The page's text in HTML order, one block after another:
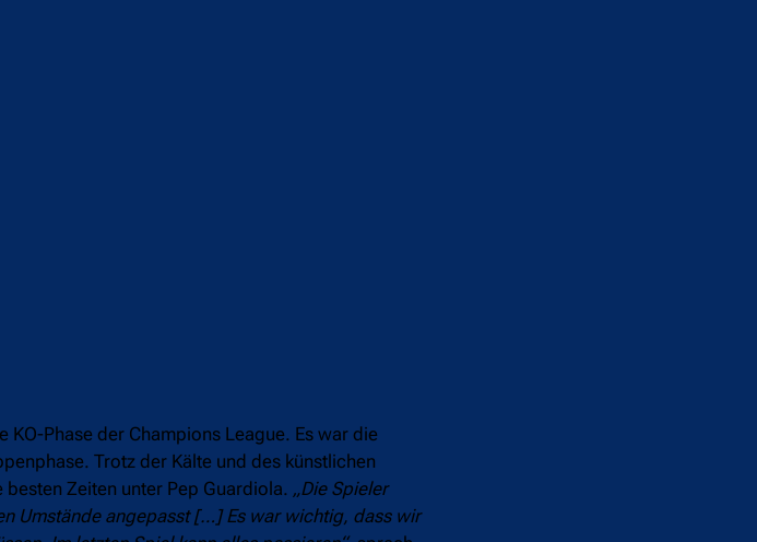
Phase der Champions League. Es war die
Trotz der Kälte und des künstlichen
Zeiten unter Pep Guardiola. „Die Spieler
Umstände angepasst […] Es war wichtig, dass wir